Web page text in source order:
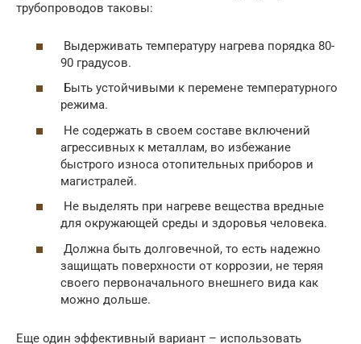
трубопроводов таковы:
Выдерживать температуру нагрева порядка 80-
90 градусов.
Быть устойчивыми к перемене температурного
режима.
Не содержать в своем составе включений
агрессивных к металлам, во избежание
быстрого износа отопительных приборов и
магистралей.
Не выделять при нагреве вещества вредные
для окружающей среды и здоровья человека.
Должна быть долговечной, то есть надежно
защищать поверхности от коррозии, не теряя
своего первоначального внешнего вида как
можно дольше.
Еще один эффективный вариант – использовать